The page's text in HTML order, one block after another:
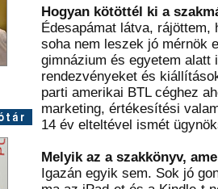
Hogyan kötöttél ki a
Édesapámat látva, rájöttem,
soha nem leszek jó mérnök
gimnázium és egyetem
rendezvényeket és
parti amerikai BTL céghez
marketing, értékesítési
14 év elteltével ismét
Melyik az a szakkönyv,
Igazán egyik sem. Sok jó